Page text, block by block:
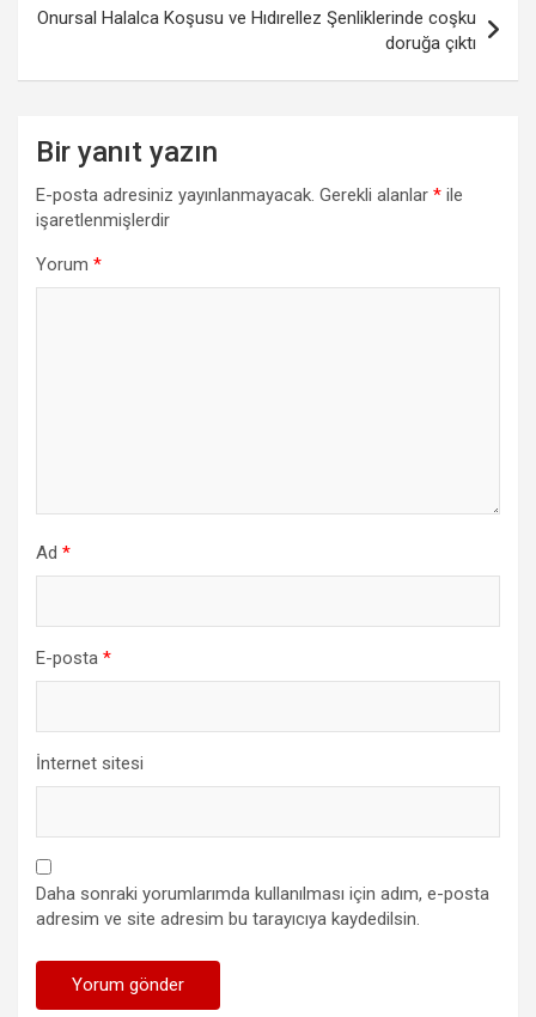
Onursal Halalca Koşusu ve Hıdırellez Şenliklerinde coşku
doruğa çıktı
Bir yanıt yazın
E-posta adresiniz yayınlanmayacak. Gerekli alanlar * ile
işaretlenmişlerdir
Yorum *
Ad *
E-posta *
İnternet sitesi
Daha sonraki yorumlarımda kullanılması için adım, e-posta
adresim ve site adresim bu tarayıcıya kaydedilsin.